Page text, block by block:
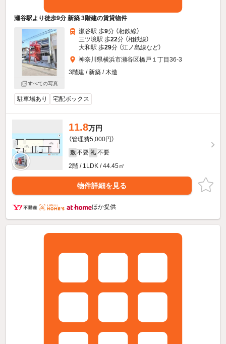
瀬谷駅より徒歩9分 新築 3階建の賃貸物件
すべての写真
瀬谷駅 歩9分 （相鉄線）
三ツ境駅 歩22分 （相鉄線）
大和駅 歩29分 （江ノ島線など）
神奈川県横浜市瀬谷区橋戸１丁目36-3
3階建 / 新築 / 木造
駐車場あり 宅配ボックス
11.8万円
（管理費5,000円）
敷 不要 礼 不要
2階 / 1LDK / 44.45㎡
物件詳細を見る
ほか提供